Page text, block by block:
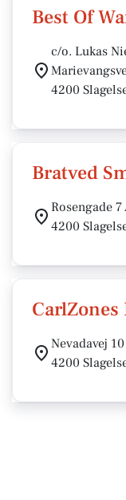
Best Of
c/o. Lukas
4200
Bratved
Rosengade 7
4200
CarlZones
Nevadavej 10
4200